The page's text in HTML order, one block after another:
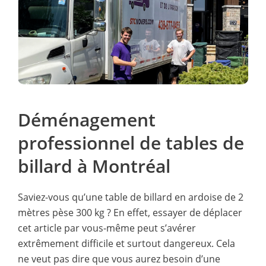
arrival. Would highly recommend this group again.
Déménagement
professionnel de tables de
billard à Montréal
Saviez-vous qu’une table de billard en ardoise de 2
mètres pèse 300 kg ? En effet, essayer de déplacer
cet article par vous-même peut s’avérer
extrêmement difficile et surtout dangereux. Cela
ne veut pas dire que vous aurez besoin d’une